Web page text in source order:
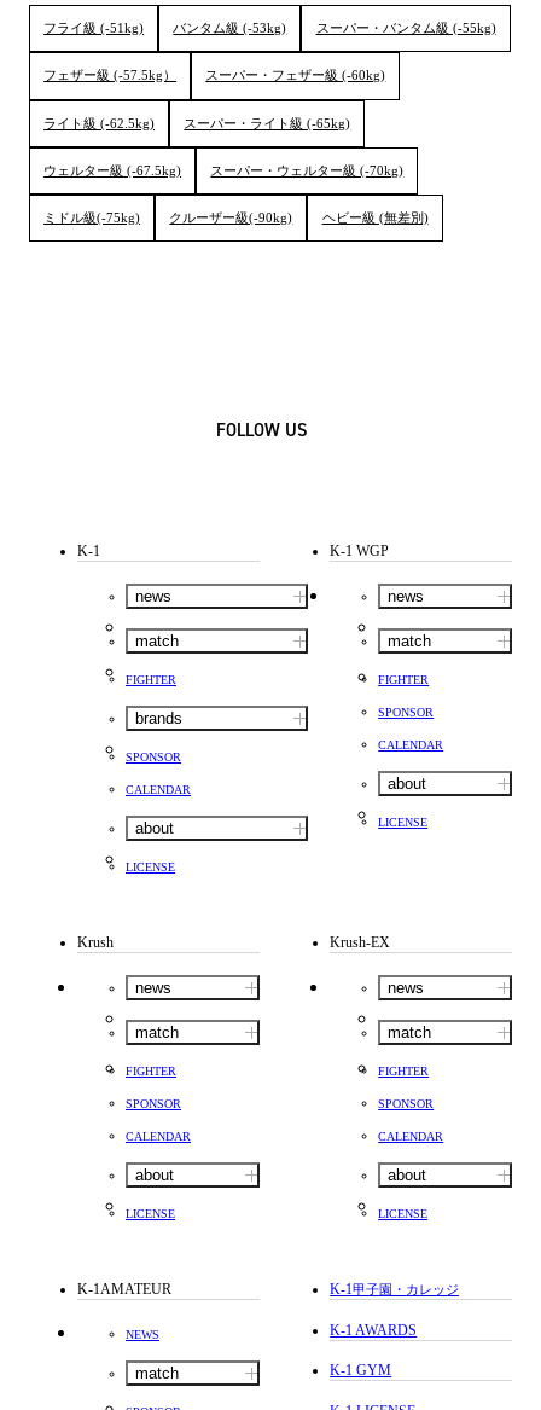
フライ級 (-51kg) バンタム級 (-53kg) スーパー・バンタム級 (-55kg)
フェザー級 (-57.5kg） スーパー・フェザー級 (-60kg)
ライト級 (-62.5kg) スーパー・ライト級 (-65kg)
ウェルター級 (-67.5kg) スーパー・ウェルター級 (-70kg)
ミドル級(-75kg) クルーザー級(-90kg) ヘビー級 (無差別)
FOLLOW US
K-1
news
match
FIGHTER
brands
SPONSOR
CALENDAR
about
LICENSE
K-1 WGP
news
match
FIGHTER
SPONSOR
CALENDAR
about
LICENSE
Krush
news
match
FIGHTER
SPONSOR
CALENDAR
about
LICENSE
Krush-EX
news
match
FIGHTER
SPONSOR
CALENDAR
about
LICENSE
K-1AMATEUR
NEWS
match
K-1甲子園・カレッジ
K-1 AWARDS
K-1 GYM